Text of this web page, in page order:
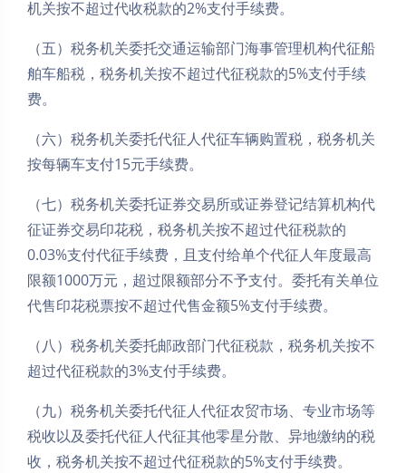
机关按不超过代收税款的2%支付手续费。
（五）税务机关委托交通运输部门海事管理机构代征船
舶车船税，税务机关按不超过代征税款的5%支付手续
费。
（六）税务机关委托代征人代征车辆购置税，税务机关
按每辆车支付15元手续费。
（七）税务机关委托证券交易所或证券登记结算机构代
征证券交易印花税，税务机关按不超过代征税款的
0.03%支付代征手续费，且支付给单个代征人年度最高
限额1000万元，超过限额部分不予支付。委托有关单位
代售印花税票按不超过代售金额5%支付手续费。
（八）税务机关委托邮政部门代征税款，税务机关按不
超过代征税款的3%支付手续费。
（九）税务机关委托代征人代征农贸市场、专业市场等
税收以及委托代征人代征其他零星分散、异地缴纳的税
收，税务机关按不超过代征税款的5%支付手续费。